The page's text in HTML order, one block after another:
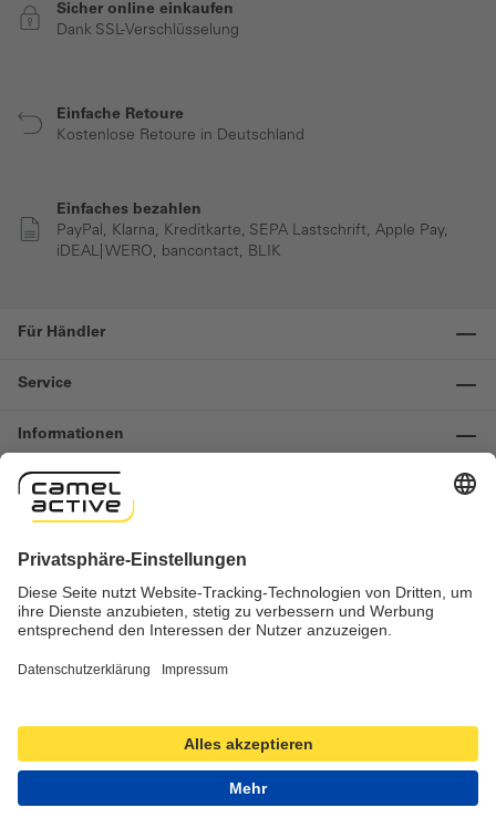
Sicher online einkaufen
Dank SSL-Verschlüsselung
Einfache Retoure
Kostenlose Retoure in Deutschland
Einfaches bezahlen
PayPal, Klarna, Kreditkarte, SEPA Lastschrift, Apple Pay,
iDEAL| WERO, bancontact, BLIK
Für Händler
Service
Informationen
Kontakt
Widerruf